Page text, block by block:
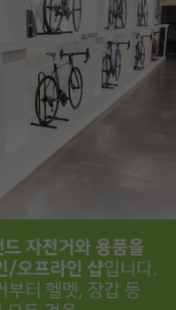
페이코 ID로